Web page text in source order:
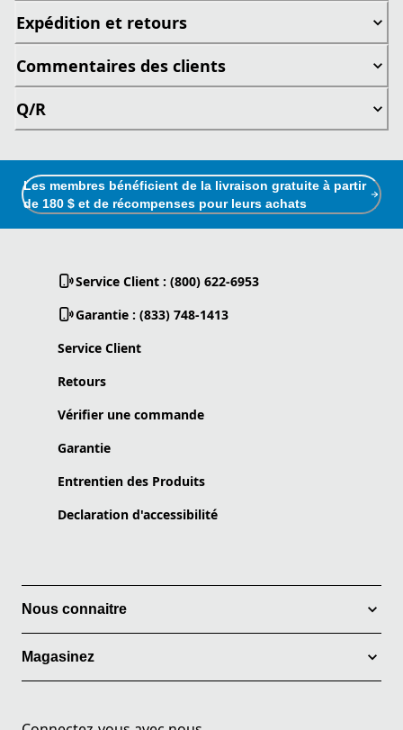
Expédition et retours
Commentaires des clients
Q/R
Les membres bénéficient de la livraison gratuite à partir
de 180 $ et de récompenses pour leurs achats
Service Client : (800) 622-6953
Garantie : (833) 748-1413
Service Client
Retours
Vérifier une commande
Garantie
Entrentien des Produits
Declaration d'accessibilité
Nous connaitre
Magasinez